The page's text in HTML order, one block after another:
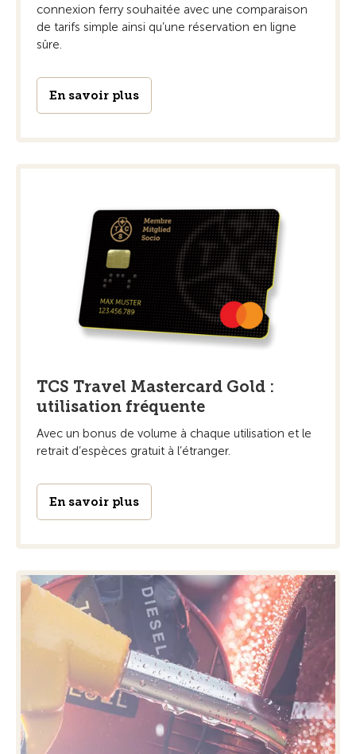
connexion ferry souhaitée avec une comparaison
de tarifs simple ainsi qu’une réservation en ligne
sûre.
En savoir plus
TCS Travel Mastercard Gold :
utilisation fréquente
Avec un bonus de volume à chaque utilisation et le
retrait d’espèces gratuit à l’étranger.
En savoir plus